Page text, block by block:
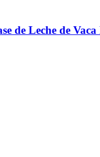
de Leche de